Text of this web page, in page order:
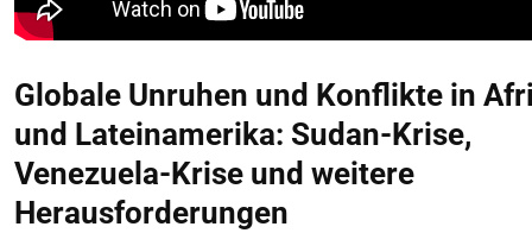
Globale Unruhen und Konflikte in
und Lateinamerika: Sudan-Krise,
Venezuela-Krise und weitere
Herausforderungen